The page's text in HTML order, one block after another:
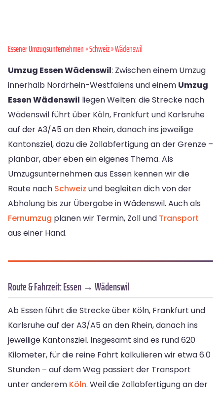
Essener Umzugsunternehmen»Schweiz» Wädenswil
Umzug Essen Wädenswil: Zwischen einem Umzug
innerhalb Nordrhein-Westfalens und einem Umzug
Essen Wädenswil liegen Welten: die Strecke nach
Wädenswil führt über Köln, Frankfurt und Karlsruhe
auf der A3/A5 an den Rhein, danach ins jeweilige
Kantonsziel, dazu die Zollabfertigung an der Grenze –
planbar, aber eben ein eigenes Thema. Als
Umzugsunternehmen aus Essen kennen wir die
Route nach Schweiz und begleiten dich von der
Abholung bis zur Übergabe in Wädenswil. Auch als
Fernumzug planen wir Termin, Zoll und Transport
aus einer Hand.
Route & Fahrzeit: Essen → Wädenswil
Ab Essen führt die Strecke über Köln, Frankfurt und
Karlsruhe auf der A3/A5 an den Rhein, danach ins
jeweilige Kantonsziel. Insgesamt sind es rund 620
Kilometer, für die reine Fahrt kalkulieren wir etwa 6.0
Stunden – auf dem Weg passiert der Transport
unter anderem Köln. Weil die Zollabfertigung an der